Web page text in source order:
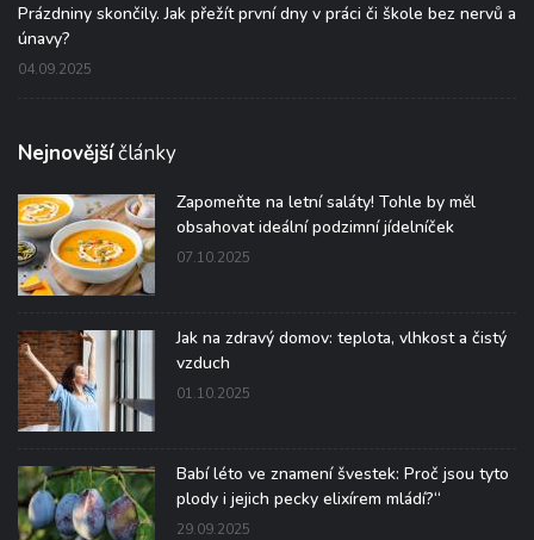
Prázdniny skončily. Jak přežít první dny v práci či škole bez nervů a
únavy?
04.09.2025
Nejnovějšíčlánky
Zapomeňte na letní saláty! Tohle by měl
obsahovat ideální podzimní jídelníček
07.10.2025
Jak na zdravý domov: teplota, vlhkost a čistý
vzduch
01.10.2025
Babí léto ve znamení švestek: Proč jsou tyto
plody i jejich pecky elixírem mládí?“
29.09.2025